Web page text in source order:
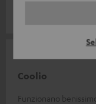
Coolio
Funzionano